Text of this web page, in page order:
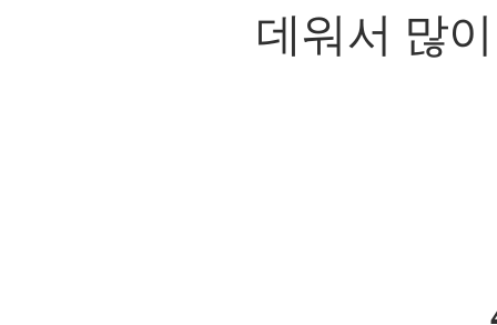
데워서 많